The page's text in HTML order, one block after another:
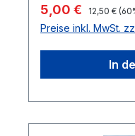
Verkaufspreis:
5,00 € Regulärer
12,50 €
Preise inkl. MwSt.
In